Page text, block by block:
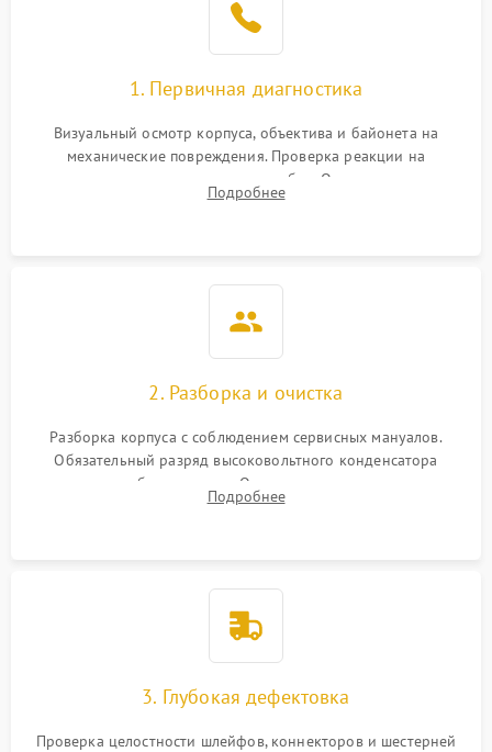
1. Первичная диагностика
Визуальный осмотр корпуса, объектива и байонета на
механические повреждения. Проверка реакции на
включение, считывание кодов ошибок. Оценка состояния
матрицы и затвора, проверка работы автофокуса и вспышки.
Подробнее
2. Разборка и очистка
Разборка корпуса с соблюдением сервисных мануалов.
Обязательный разряд высоковольтного конденсатора
вспышки для безопасности. Очистка внутренних узлов от
пыли, песка и следов влаги с помощью спецсредств.
Подробнее
3. Глубокая дефектовка
Проверка целостности шлейфов, коннекторов и шестерней